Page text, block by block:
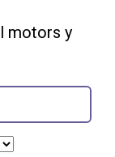
motors у